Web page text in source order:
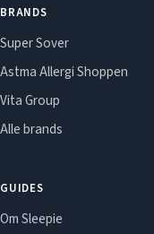
BRANDS
Super Sover
Astma Allergi Shoppen
Vita Group
Alle brands
GUIDES
Om Sleepie